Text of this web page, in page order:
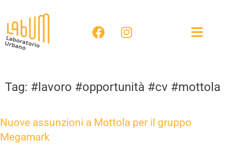
Tag: #lavoro #opportunità #cv #mottola
Nuove assunzioni a Mottola per il gruppo
Megamark